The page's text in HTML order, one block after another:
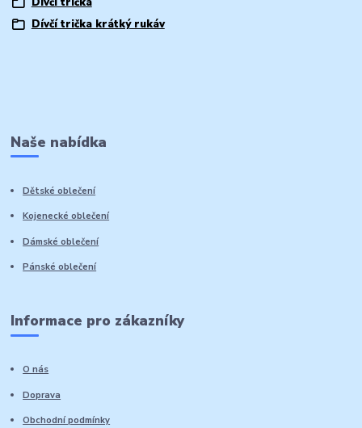
Dívčí trička krátký rukáv
Naše nabídka
Dětské oblečení
Kojenecké oblečení
Dámské oblečení
Pánské oblečení
Informace pro zákazníky
O nás
Doprava
Obchodní podmínky